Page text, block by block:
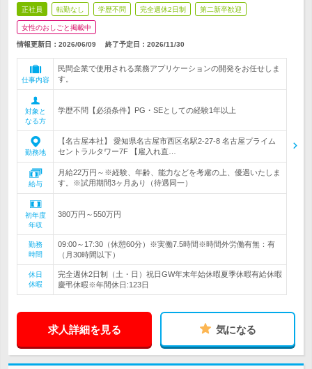
正社員 転勤なし 学歴不問 完全週休2日制 第二新卒歓迎
女性のおしごと掲載中
情報更新日：2026/06/09 終了予定日： 2026/11/30
仕事内容
民間企業で使用される業務アプリケーションの開発をお任せしま
す。
対象と
なる方
学歴不問【必須条件】PG・SEとしての経験1年以上
勤務地
【名古屋本社】 愛知県名古屋市西区名駅2-27-8 名古屋プライム
セントラルタワー7F 【雇入れ直…
給与
月給22万円～※経験、年齢、能力などを考慮の上、優遇いたしま
す。※試用期間3ヶ月あり（待遇同一）
初年度
年収
380万円～550万円
勤務
時間
09:00～17:30（休憩60分）※実働7.5時間※時間外労働有無：有
（月30時間以下）
休日
休暇
完全週休2日制（土・日）祝日GW年末年始休暇夏季休暇有給休暇
慶弔休暇※年間休日:123日
求人詳細を見る 気になる